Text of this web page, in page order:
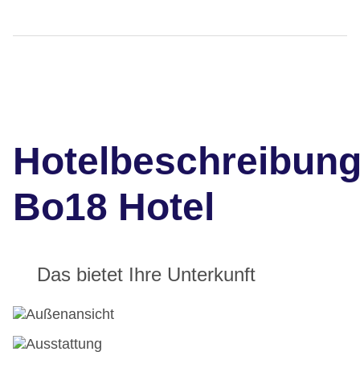
Bo18 Hotel
Das bietet Ihre Unterkunft